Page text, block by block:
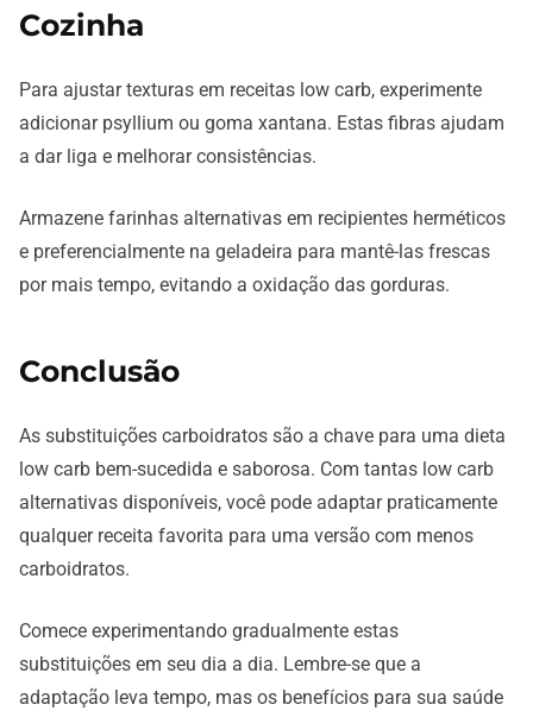
Cozinha
Para ajustar texturas em receitas low carb, experimente
adicionar psyllium ou goma xantana. Estas fibras ajudam
a dar liga e melhorar consistências.
Armazene farinhas alternativas em recipientes herméticos
e preferencialmente na geladeira para mantê-las frescas
por mais tempo, evitando a oxidação das gorduras.
Conclusão
As substituições carboidratos são a chave para uma dieta
low carb bem-sucedida e saborosa. Com tantas low carb
alternativas disponíveis, você pode adaptar praticamente
qualquer receita favorita para uma versão com menos
carboidratos.
Comece experimentando gradualmente estas
substituições em seu dia a dia. Lembre-se que a
adaptação leva tempo, mas os benefícios para sua saúde